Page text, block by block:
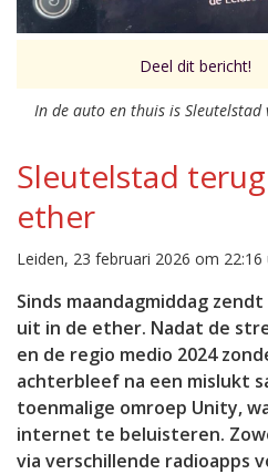
Deel dit bericht!
In de auto en thuis is
Sleutelstad
ether
Leiden, 23 februari 2026 om
Sinds maandagmiddag
uit in de ether. Nadat de
en de regio medio 2024
achterbleef na een mislukt
toenmalige omroep Unity,
internet te beluisteren.
via verschillende radioapps